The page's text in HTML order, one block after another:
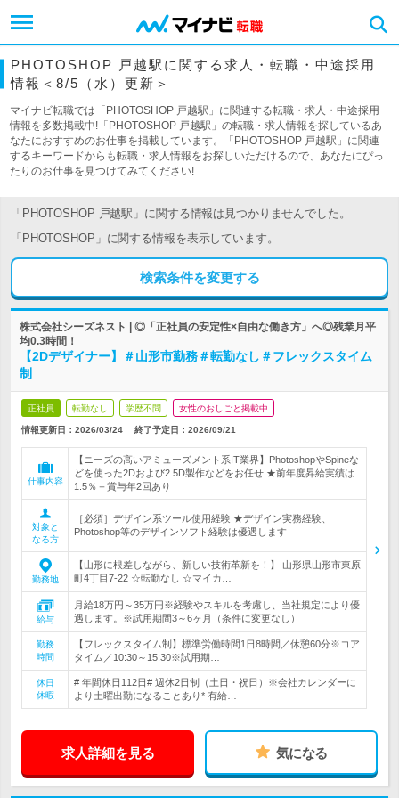
PHOTOSHOP 戸越駅に関する求人・転職・中途採用
情報＜8/5（水）更新＞
マイナビ転職では「PHOTOSHOP 戸越駅」に関連する転職・求人・中途採用
情報を多数掲載中!「PHOTOSHOP 戸越駅」の転職・求人情報を探しているあ
なたにおすすめのお仕事を掲載しています。「PHOTOSHOP 戸越駅」に関連
するキーワードからも転職・求人情報をお探しいただけるので、あなたにぴっ
たりのお仕事を見つけてみてください!
「PHOTOSHOP 戸越駅」に関する情報は見つかりませんでした。
「PHOTOSHOP」に関する情報を表示しています。
検索条件を変更する
株式会社シーズネスト | ◎「正社員の安定性×自由な働き方」へ◎残業月平
均0.3時間！
【2Dデザイナー】＃山形市勤務＃転勤なし＃フレックスタイム
制
正社員 転勤なし 学歴不問 女性のおしごと掲載中
情報更新日：2026/03/24 終了予定日： 2026/09/21
仕事内容
【ニーズの高いアミューズメント系IT業界】PhotoshopやSpineな
どを使った2Dおよび2.5D製作などをお任せ ★前年度昇給実績は
1.5％＋賞与年2回あり
対象と
なる方
［必須］デザイン系ツール使用経験 ★デザイン実務経験、
Photoshop等のデザインソフト経験は優遇します
勤務地
【山形に根差しながら、新しい技術革新を！】 山形県山形市東原
町4丁目7-22 ☆転勤なし ☆マイカ…
給与
月給18万円～35万円※経験やスキルを考慮し、当社規定により優
遇します。※試用期間3～6ヶ月（条件に変更なし）
勤務
時間
【フレックスタイム制】標準労働時間1日8時間／休憩60分※コア
タイム／10:30～15:30※試用期…
休日
休暇
# 年間休日112日# 週休2日制（土日・祝日）※会社カレンダーに
より土曜出勤になることあり* 有給…
求人詳細を見る 気になる